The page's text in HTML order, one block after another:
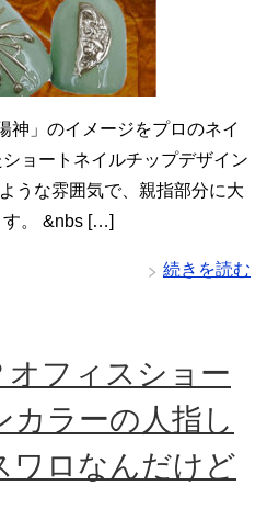
神」のイメージをプロのネイ
ョートネイルチップデザイン
うな雰囲気で、親指部分に大
す。 &nbs […]
続きを読む
オフィスショー
カラーの人指し
ワロなんだけど